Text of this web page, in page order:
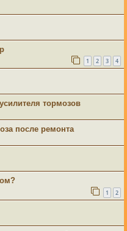
1 2 3 4
тормозов
после ремонта
1 2